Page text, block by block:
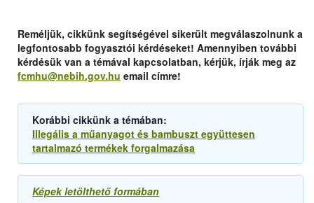
Reméljük, cikkünk segítségével sikerült megválaszolnunk a
legfontosabb fogyasztói kérdéseket! Amennyiben további
kérdésük van a témával kapcsolatban, kérjük, írják meg az
fcmhu@nebih.gov.hu email címre!
Korábbi cikkünk a témában:
Illegális a műanyagot és bambuszt együttesen
tartalmazó termékek forgalmazása
Képek letölthető formában